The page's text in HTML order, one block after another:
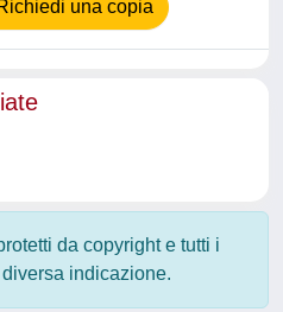
una copia
da copyright e tutti i
indicazione.